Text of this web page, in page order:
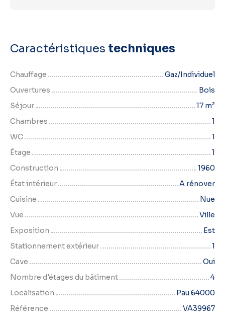
Caractéristiques techniques
Chauffage
Gaz/Individuel
Ouvertures
Bois
Séjour
17 m²
Chambres
1
WC
1
Étage
1
Construction
1960
État intérieur
A rénover
Cuisine
Nue
Vue
Ville
Exposition
Est
Stationnement extérieur
1
Cave
Oui
Nombre d'étages du bâtiment
4
Localisation
Pau 64000
Référence
VA39967